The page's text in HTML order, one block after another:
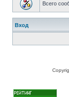
Всего
Вход